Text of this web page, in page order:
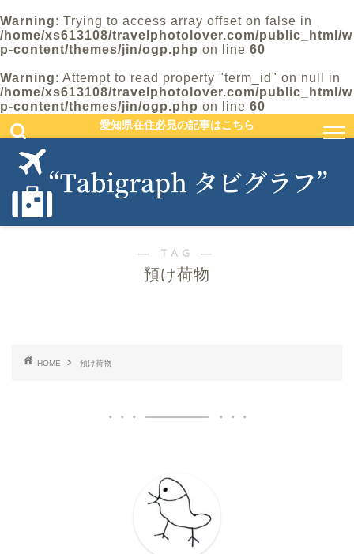
Warning: Trying to access array offset on false in
/home/xs613108/travelphotolover.com/public_html/w
p-content/themes/jin/ogp.php on line 60
Warning: Attempt to read property "term_id" on null in
/home/xs613108/travelphotolover.com/public_html/w
p-content/themes/jin/ogp.php on line 60
愛知県在住必見の記事はこちら
― TAG ―
預け荷物
HOME 預け荷物